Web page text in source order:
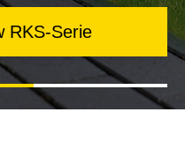
RKS-Serie